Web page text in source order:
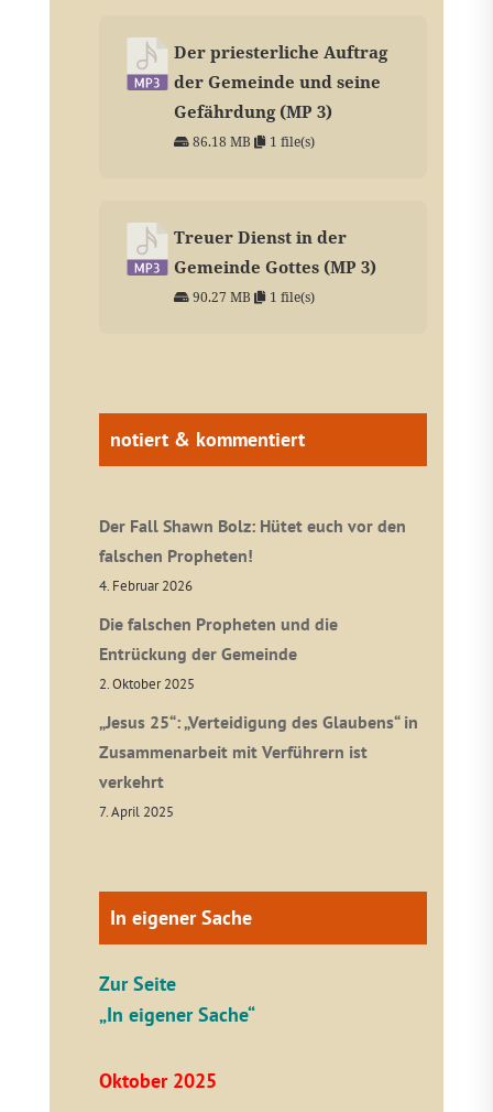
Der priesterliche Auftrag
der Gemeinde und seine
Gefährdung (MP 3)
86.18 MB 1 file(s)
Treuer Dienst in der
Gemeinde Gottes (MP 3)
90.27 MB 1 file(s)
notiert & kommentiert
Der Fall Shawn Bolz: Hütet euch vor den
falschen Propheten!
4. Februar 2026
Die falschen Propheten und die
Entrückung der Gemeinde
2. Oktober 2025
„Jesus 25“: „Verteidigung des Glaubens“ in
Zusammenarbeit mit Verführern ist
verkehrt
7. April 2025
In eigener Sache
Zur Seite
„In eigener Sache“
Oktober 2025